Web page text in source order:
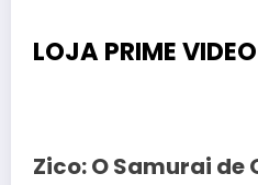
LOJA PRIME VIDEO
Zico: O Samurai de